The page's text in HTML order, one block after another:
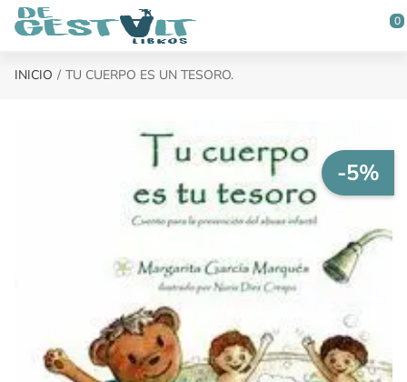
Saltar al contenido principal
0
INICIO TU CUERPO ES UN TESORO.
-5%